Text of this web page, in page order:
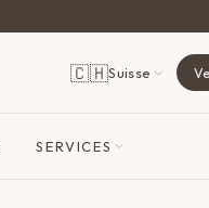
🇨🇭Suisse
SERVICES